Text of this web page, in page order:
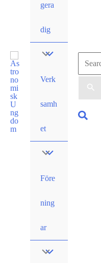
gera
dig
Verk
samh
et
Före
ning
ar
Sök
efter:
Sök